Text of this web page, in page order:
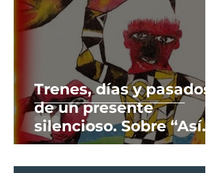
Trenes, días y pasados
de un presente
silencioso. Sobre “Así
son las fieras” (2021) de
Carlos Bégue.